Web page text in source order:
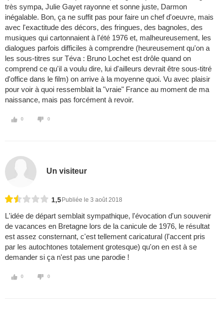
très sympa, Julie Gayet rayonne et sonne juste, Darmon
inégalable. Bon, ça ne suffit pas pour faire un chef d'oeuvre, mais
avec l'exactitude des décors, des fringues, des bagnoles, des
musiques qui cartonnaient à l'été 1976 et, malheureusement, les
dialogues parfois difficiles à comprendre (heureusement qu'on a
les sous-titres sur Téva : Bruno Lochet est drôle quand on
comprend ce qu'il a voulu dire, lui d'ailleurs devrait être sous-titré
d'office dans le film) on arrive à la moyenne quoi. Vu avec plaisir
pour voir à quoi ressemblait la "vraie" France au moment de ma
naissance, mais pas forcément à revoir.
0 0
Un visiteur
1,5 Publiée le 3 août 2018
L'idée de départ semblait sympathique, l'évocation d'un souvenir
de vacances en Bretagne lors de la canicule de 1976, le résultat
est assez consternant, c'est tellement caricatural (l'accent pris
par les autochtones totalement grotesque) qu'on en est à se
demander si ça n'est pas une parodie !
0 0